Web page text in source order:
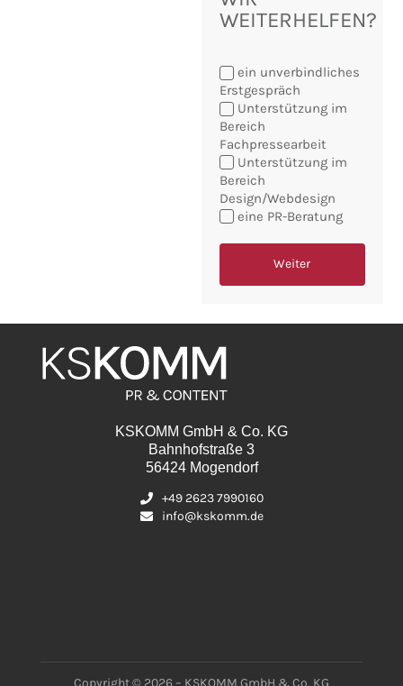
WEITERHELFEN?
Sie
möchten:
ein unverbindliches
Erstgespräch
Unterstützung im
Bereich
Fachpressearbeit
Unterstützung im
Bereich
Design/Webdesign
eine PR-Beratung
Weiter
KSKOMM GmbH & Co. KG
Bahnhofstraße 3
56424 Mogendorf
+49 2623 7990160
info@kskomm.de
Copyright © 2026 – KSKOMM GmbH & Co. KG